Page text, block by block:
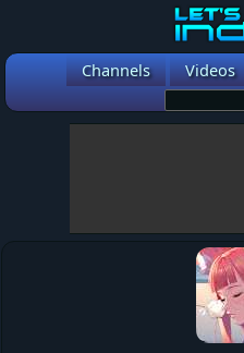
Channels Videos